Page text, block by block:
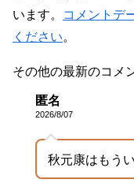
います。
コメントデ
ください。
その他の最新のコメ
匿名
2026/8/07
秋元康はもう